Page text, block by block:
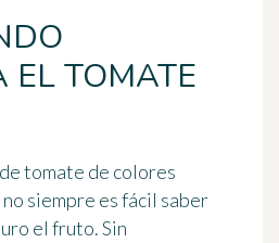
EL TOMATE
tomate de colores
siempre es fácil saber
el fruto. Sin